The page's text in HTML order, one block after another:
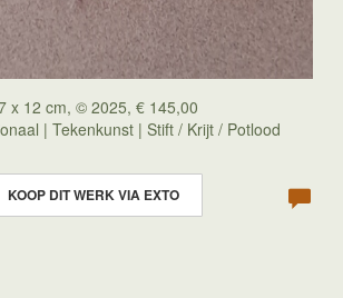
x 12 cm, © 2025, € 145,00
| Tekenkunst | Stift / Krijt / Potlood
KOOP DIT WERK VIA EXTO